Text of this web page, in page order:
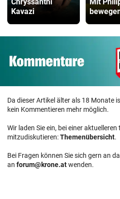
Kavazi
Da dieser Artikel älter als 18 Monate
kein Kommentieren mehr möglich.
Wir laden Sie ein, bei einer
mitzudiskutieren:Themenübersicht.
Bei Fragen können Sie sich gern an
an forum@krone.atwenden.